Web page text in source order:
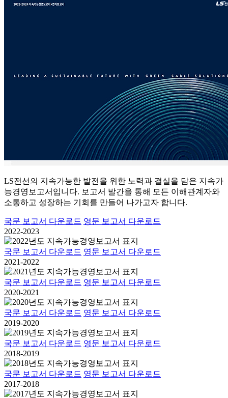
LS전선의 지속가능한 발전을 위한 노력과 결실을 담은 지속가
능경영보고서입니다. 보고서 발간을 통해 모든 이해관계자와
소통하고 성장하는 기회를 만들어 나가고자 합니다.
국문 보고서 다운로드 영문 보고서 다운로드
2022-2023
국문 보고서 다운로드 영문 보고서 다운로드
2021-2022
국문 보고서 다운로드 영문 보고서 다운로드
2020-2021
국문 보고서 다운로드 영문 보고서 다운로드
2019-2020
국문 보고서 다운로드 영문 보고서 다운로드
2018-2019
국문 보고서 다운로드 영문 보고서 다운로드
2017-2018